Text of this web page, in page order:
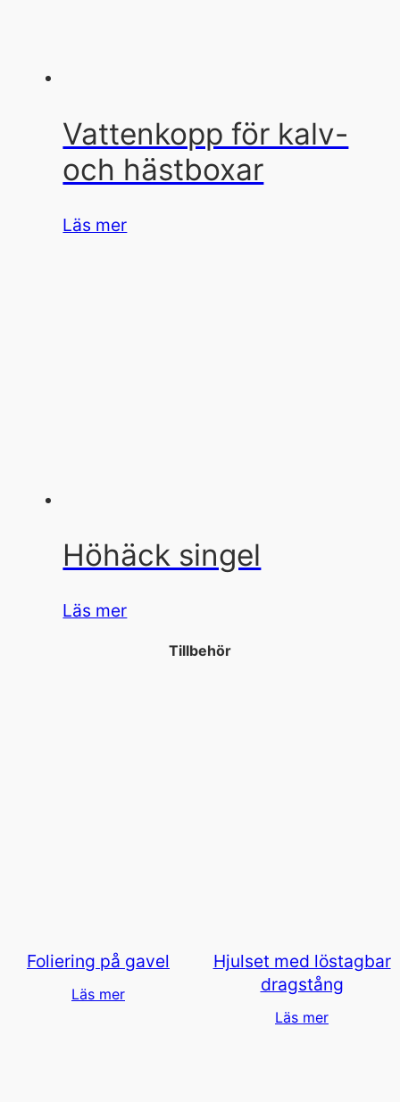
Vattenkopp för kalv-
och hästboxar
Läs mer
Höhäck singel
Läs mer
Tillbehör
Foliering på gavel
Läs mer
Hjulset med löstagbar
dragstång
Läs mer